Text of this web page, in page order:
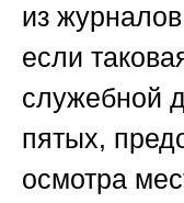
из
если
служебной
пятых,
осмотра